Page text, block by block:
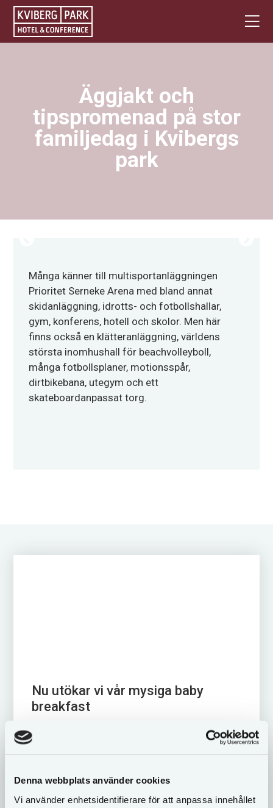
Denna webbplats använder cookies
Vi använder enhetsidentifierare för att anpassa innehållet
Äggjakt och
tipspromenad på stor
familjedag i Kvibergs
park
Många känner till multisportanläggningen
Prioritet Serneke Arena med bland annat
skidanläggning, idrotts- och fotbollshallar,
gym, konferens, hotell och skolor. Men här
finns också en klätteranläggning, världens
största inomhushall för beachvolleyboll,
många fotbollsplaner, motionsspår,
dirtbikebana, utegym och ett
skateboardanpassat torg.
Nu utökar vi vår mysiga baby
breakfast
MÅNDAGAR & TISDAGAR Hej alla föräldrar med
småbarn! Nu bjuder Restaurang Campo in till bebis-
frukost varje måndag och tisdag fram till jul.